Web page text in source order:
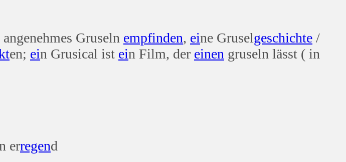
angenehmes Gruseln empfinden, eine Gruselgeschichte /
en; ein Grusical ist ein Film, der einen gruseln lässt ( in
erregend